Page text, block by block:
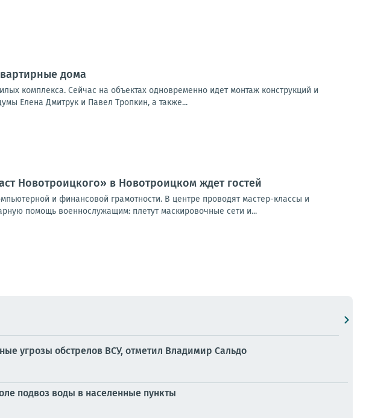
дома
комплекса. Сейчас на объектах одновременно идет монтаж конструкций и
Елена Дмитрук и Павел Тропкин, а также...
Новотроицкого» в Новотроицком ждет гостей
и финансовой грамотности. В центре проводят мастер-классы и
помощь военнослужащим: плетут маскировочные сети и...
угрозы обстрелов ВСУ, отметил Владимир Сальдо
подвоз воды в населенные пункты